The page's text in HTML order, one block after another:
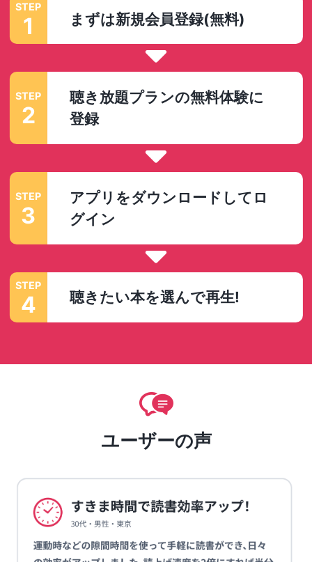
STEP
1 まずは新規会員登録(無料)
STEP
2
聴き放題プランの無料体験に
登録
STEP
3
アプリをダウンロードしてロ
グイン
STEP
4 聴きたい本を選んで再生!
ユーザーの声